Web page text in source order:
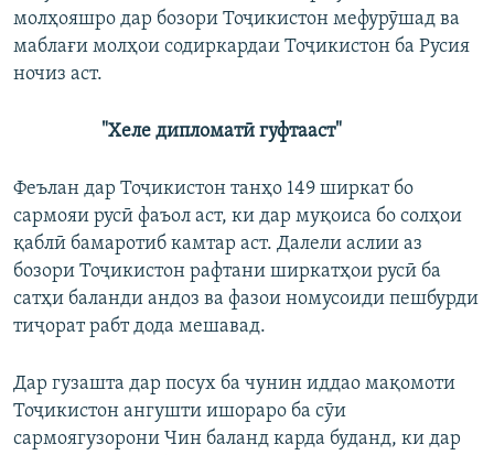
молҳояшро дар бозори Тоҷикистон мефурӯшад ва
маблағи молҳои содиркардаи Тоҷикистон ба Русия
ночиз аст.
"Хеле дипломатӣ гуфтааст"
Феълан дар Тоҷикистон танҳо 149 ширкат бо
сармояи русӣ фаъол аст, ки дар муқоиса бо солҳои
қаблӣ бамаротиб камтар аст. Далели аслии аз
бозори Тоҷикистон рафтани ширкатҳои русӣ ба
сатҳи баланди андоз ва фазои номусоиди пешбурди
тиҷорат рабт дода мешавад.
Дар гузашта дар посух ба чунин иддао мақомоти
Тоҷикистон ангушти ишораро ба сӯи
сармоягузорони Чин баланд карда буданд, ки дар